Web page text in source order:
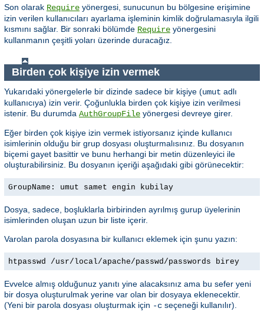
Son olarak Require yönergesi, sunucunun bu bölgesine erişimine
izin verilen kullanıcıları ayarlama işleminin kimlik doğrulamasıyla ilgili
kısmını sağlar. Bir sonraki bölümde Require yönergesini
kullanmanın çeşitli yoları üzerinde duracağız.
Birden çok kişiye izin vermek
Yukarıdaki yönergelerle bir dizinde sadece bir kişiye (umut adlı
kullanıcıya) izin verir. Çoğunlukla birden çok kişiye izin verilmesi
istenir. Bu durumda AuthGroupFile yönergesi devreye girer.
Eğer birden çok kişiye izin vermek istiyorsanız içinde kullanıcı
isimlerinin olduğu bir grup dosyası oluşturmalısınız. Bu dosyanın
biçemi gayet basittir ve bunu herhangi bir metin düzenleyici ile
oluşturabilirsiniz. Bu dosyanın içeriği aşağıdaki gibi görünecektir:
GroupName: umut samet engin kubilay
Dosya, sadece, boşluklarla birbirinden ayrılmış gurup üyelerinin
isimlerinden oluşan uzun bir liste içerir.
Varolan parola dosyasına bir kullanıcı eklemek için şunu yazın:
htpasswd /usr/local/apache/passwd/passwords birey
Evvelce almış olduğunuz yanıtı yine alacaksınız ama bu sefer yeni
bir dosya oluşturulmak yerine var olan bir dosyaya eklenecektir.
(Yeni bir parola dosyası oluşturmak için -c seçeneği kullanılır).